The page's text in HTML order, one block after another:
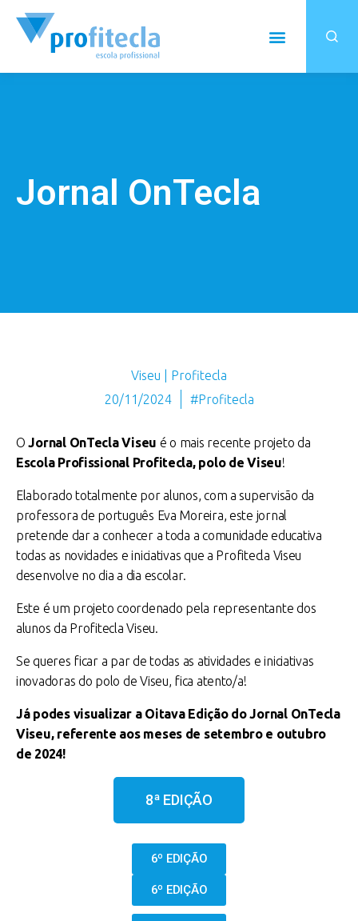
Jornal OnTecla
Viseu | Profitecla
20/11/2024
#Profitecla
OJornal OnTecla Viseu é o mais recente projeto da
Escola Profissional Profitecla, polo de Viseu!
Elaborado totalmente por alunos, com a supervisão da
professora de português Eva Moreira, este jornal
pretende dar a conhecer a toda a comunidade educativa
todas as novidades e iniciativas que a Profitecla Viseu
desenvolve no dia a dia escolar.
Este é um projetocoordenado pela representante dos
alunos da Profitecla Viseu.
Se queres ficar a par de todas as atividades e iniciativas
inovadoras do polo de Viseu, fica atento/a!
Já podes visualizar a Oitava Edição do Jornal OnTecla
Viseu, referente aos meses de setembro e outubro
de 2024!
8ª EDIÇÃO
6º EDIÇÃO
6º EDIÇÃO